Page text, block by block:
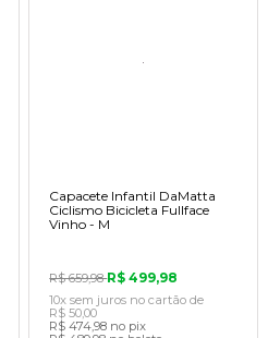
Capacete Infantil DaMatta
Ciclismo Bicicleta Fullface
Vinho - M
R$ 659,98R$ 499,98
10x sem juros no cartão de
R$ 50,00
R$ 474,98 no pix